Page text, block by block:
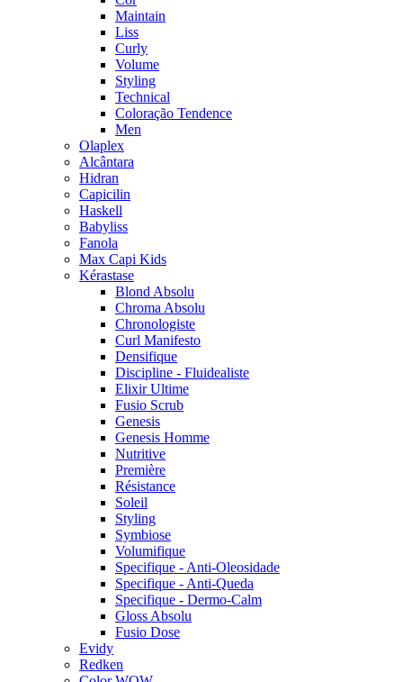
Maintain
Liss
Curly
Volume
Styling
Technical
Coloração Tendence
Men
Olaplex
Alcântara
Hidran
Capicilin
Haskell
Babyliss
Fanola
Max Capi Kids
Kérastase
Blond Absolu
Chroma Absolu
Chronologiste
Curl Manifesto
Densifique
Discipline - Fluidealiste
Elixir Ultime
Fusio Scrub
Genesis
Genesis Homme
Nutritive
Première
Résistance
Soleil
Styling
Symbiose
Volumifique
Specifique - Anti-Oleosidade
Specifique - Anti-Queda
Specifique - Dermo-Calm
Gloss Absolu
Fusio Dose
Evidy
Redken